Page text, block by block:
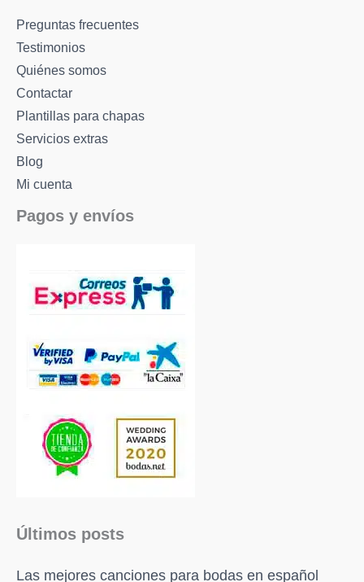
Preguntas frecuentes
Testimonios
Quiénes somos
Contactar
Plantillas para chapas
Servicios extras
Blog
Mi cuenta
Pagos y envíos
Últimos posts
Las mejores canciones para bodas en español